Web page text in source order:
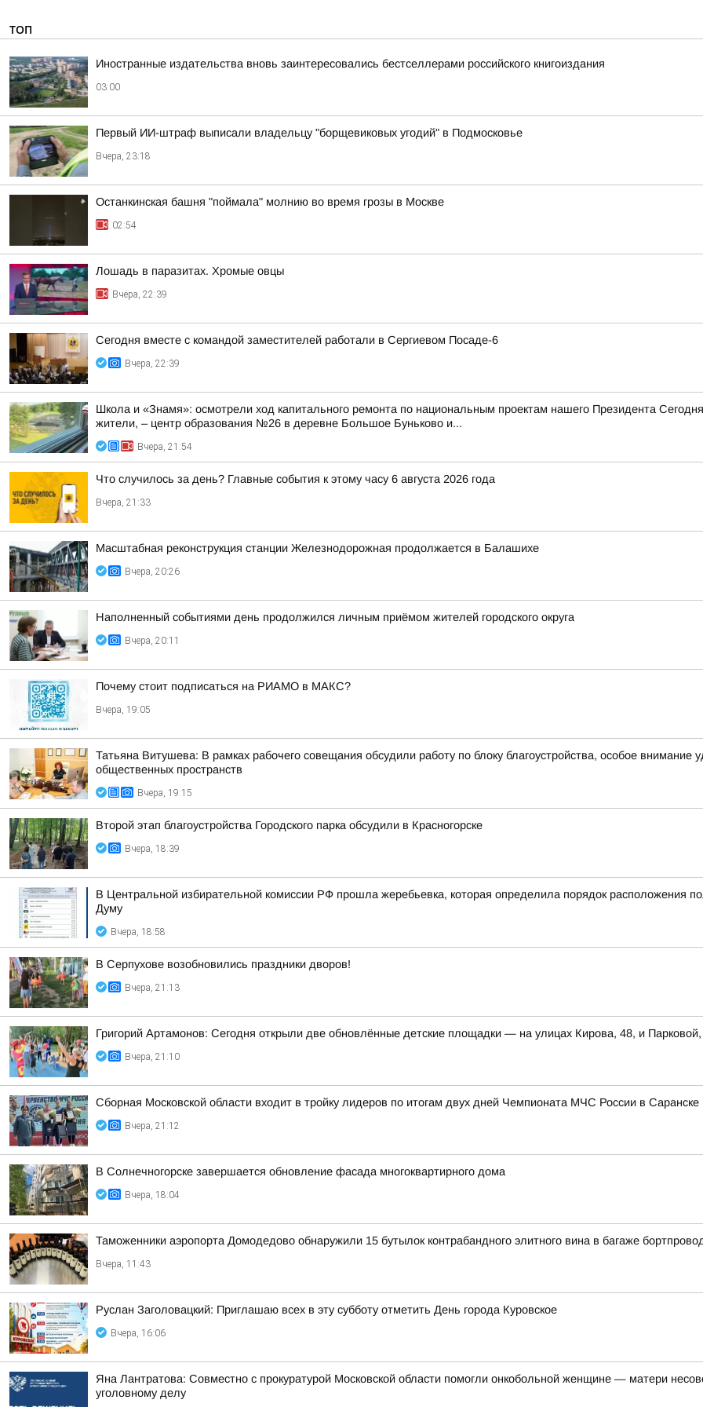
ТОП
Иностранные издательства вновь заинтересовались бестселлерами российского книгоиздания
03:00
Первый ИИ-штраф выписали владельцу "борщевиковых угодий" в Подмосковье
Вчера, 23:18
Останкинская башня "поймала" молнию во время грозы в Москве
02:54
Лошадь в паразитах. Хромые овцы
Вчера, 22:39
Сегодня вместе с командой заместителей работали в Сергиевом Посаде-6
Вчера, 22:39
Школа и «Знамя»: осмотрели ход капитального ремонта по национальным проектам нашего Президента
жители, – центр образования №26 в деревне Большое Буньково и...
Вчера, 21:54
Что случилось за день? Главные события к этому часу 6 августа 2026 года
Вчера, 21:33
Масштабная реконструкция станции Железнодорожная продолжается в Балашихе
Вчера, 20:26
Наполненный событиями день продолжился личным приёмом жителей городского округа
Вчера, 20:11
Почему стоит подписаться на РИАМО в МАКС?
Вчера, 19:05
Татьяна Витушева: В рамках рабочего совещания обсудили работу по блоку благоустройства, особое внимание
общественных пространств
Вчера, 19:15
Второй этап благоустройства Городского парка обсудили в Красногорске
Вчера, 18:39
В Центральной избирательной комиссии РФ прошла жеребьевка, которая определила порядок расположения
Думу
Вчера, 18:58
В Серпухове возобновились праздники дворов!
Вчера, 21:13
Григорий Артамонов: Сегодня открыли две обновлённые детские площадки — на улицах Кирова, 48, и
Вчера, 21:10
Сборная Московской области входит в тройку лидеров по итогам двух дней Чемпионата МЧС России в Саранске
Вчера, 21:12
В Солнечногорске завершается обновление фасада многоквартирного дома
Вчера, 18:04
Таможенники аэропорта Домодедово обнаружили 15 бутылок контрабандного элитного вина в багаже
Вчера, 11:43
Руслан Заголовацкий: Приглашаю всех в эту субботу отметить День города Куровское
Вчера, 16:06
Яна Лантратова: Совместно с прокуратурой Московской области помогли онкобольной женщине — матери
уголовному делу